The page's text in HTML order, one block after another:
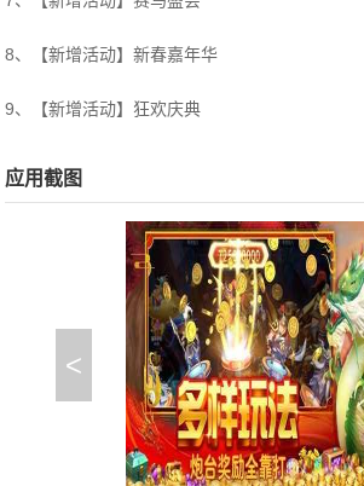
8、【新增活动】新春嘉年华
9、【新增活动】狂欢庆典
应用截图
<